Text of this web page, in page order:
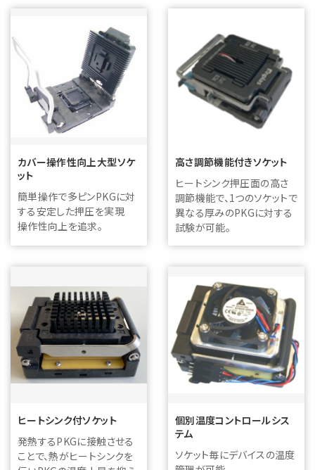
カバー操作性向上大型ソケ
ット
簡単操作で多ピンPKGに対
する安定した押圧を実現
操作性向上を追求。
高さ調節機能付きソケット
ヒートシンク押圧面の高さ
調節機能で、1つのソケットで
異なる厚みのPKGに対する
試験が可能。
ヒートシンク付ソケット
発熱するPKGに接触させる
ことで、熱がヒートシンクを
個別温度コントロールシス
テム
ソケット毎にデバイスの温度